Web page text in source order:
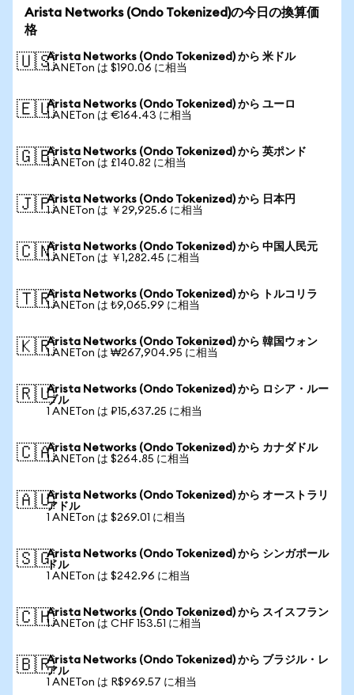
Arista Networks (Ondo Tokenized)の今日の換算価
格
🇺🇸Arista Networks (Ondo Tokenized) から 米ドル
1 ANETon は $190.06 に相当
🇪🇺Arista Networks (Ondo Tokenized) から ユーロ
1 ANETon は €164.43 に相当
🇬🇧Arista Networks (Ondo Tokenized) から 英ポンド
1 ANETon は £140.82 に相当
🇯🇵Arista Networks (Ondo Tokenized) から 日本円
1 ANETon は ￥29,925.6 に相当
🇨🇳Arista Networks (Ondo Tokenized) から 中国人民元
1 ANETon は ￥1,282.45 に相当
🇹🇷Arista Networks (Ondo Tokenized) から トルコリラ
1 ANETon は ₺9,065.99 に相当
🇰🇷Arista Networks (Ondo Tokenized) から 韓国ウォン
1 ANETon は ₩267,904.95 に相当
🇷🇺Arista Networks (Ondo Tokenized) から ロシア・ルー
ブル
1 ANETon は ₽15,637.25 に相当
🇨🇦Arista Networks (Ondo Tokenized) から カナダドル
1 ANETon は $264.85 に相当
🇦🇺Arista Networks (Ondo Tokenized) から オーストラリ
アドル
1 ANETon は $269.01 に相当
🇸🇬Arista Networks (Ondo Tokenized) から シンガポール
ドル
1 ANETon は $242.96 に相当
🇨🇭Arista Networks (Ondo Tokenized) から スイスフラン
1 ANETon は CHF 153.51 に相当
🇧🇷Arista Networks (Ondo Tokenized) から ブラジル・レ
アル
1 ANETon は R$969.57 に相当